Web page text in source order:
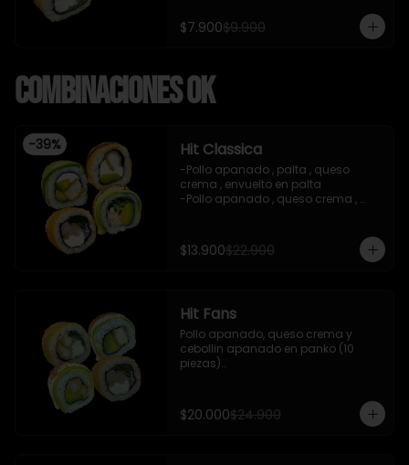
-incluye 1 salsa de soya , 1 salsa
teriyaki
$7.900$9.900
Combinaciones OK
-39% Hit Classica
-Pollo apanado , palta , queso
crema , envuelto en palta
-Pollo apanado , queso crema ,
-Camaron cocido ,queso crema ,
cebollin , apanado en panko .
-incluye 2 salsas de soya , 1 salsa
teriyaki , 1 gengibre , 1 wasabi , 3
palitos.
-imagen referencial
$13.900$22.900
Hit Fans
Pollo apanado, queso crema y
cebollin apanado en panko (10
piezas)
piezas)
- Camaron apanado y palta
$20.000$24.900